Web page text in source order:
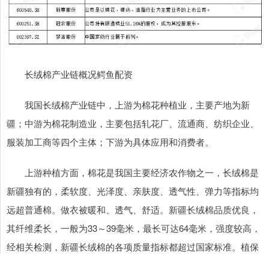
长绒棉产业链概况鳄鱼配资
我国长绒棉产业链中，上游为棉花种植业，主要产地为新
疆；中游为棉花制造业，主要包括轧花厂、流通商、纺织企业、
服装加工商等四个主体；下游为具体应用和消费者。
上游种植方面，棉花是我国主要经济农作物之一，长绒棉是
新疆独有的，柔软度、光泽度、亲肤度、透气性、弹力等指标均
远超普通棉。做衣被暖和、透气、舒适。新疆长绒棉品质优良，
其纤维柔长，一般为33～39毫米，最长可达64毫米，强度较高，
经相关检测，新疆长绒棉的各项质量指标都超过国家标准。植保